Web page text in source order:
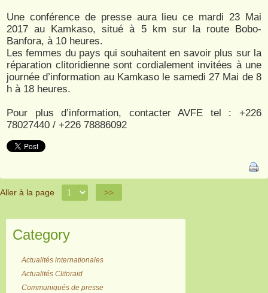
Une conférence de presse aura lieu ce mardi 23 Mai
2017 au Kamkaso, situé à 5 km sur la route Bobo-
Banfora, à 10 heures.
Les femmes du pays qui souhaitent en savoir plus sur la
réparation clitoridienne sont cordialement invitées à une
journée d’information au Kamkaso le samedi 27 Mai de 8
h à 18 heures.
Pour plus d’information, contacter AVFE tel : +226
78027440 / +226 78886092
Aller à la page >>
Category
Actualités internationales
Actualités Clitoraid
Communiqués de presse